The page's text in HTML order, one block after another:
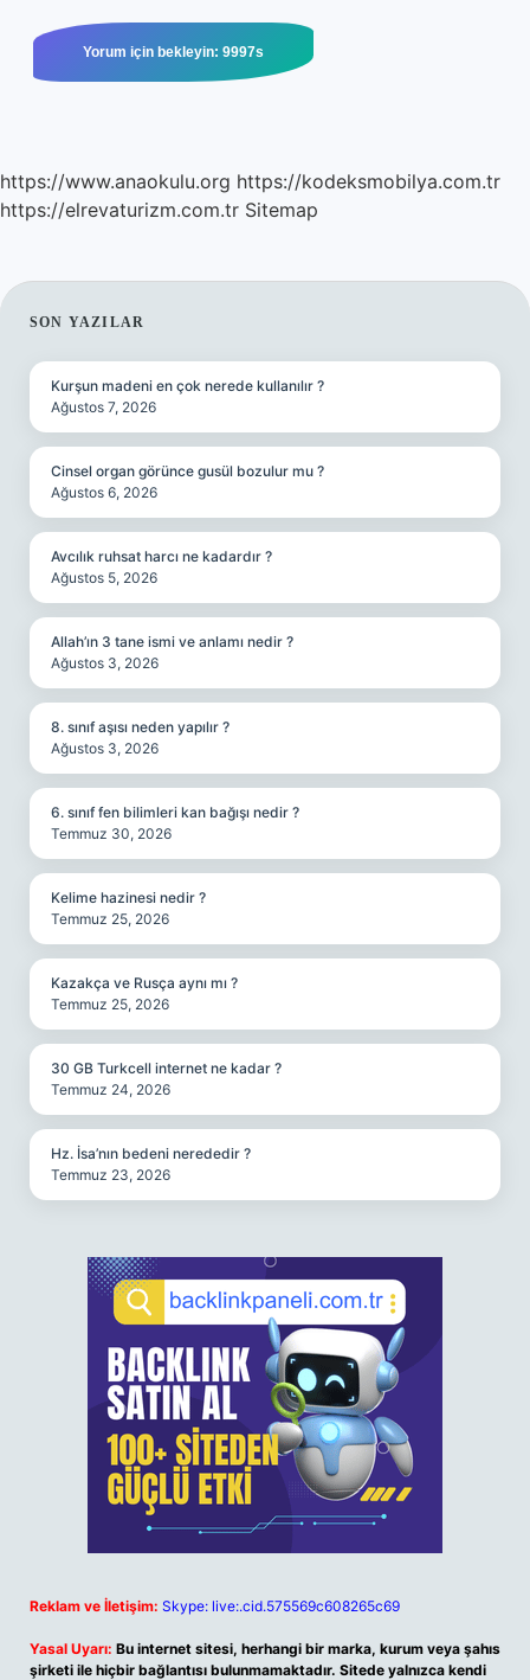
https://www.anaokulu.org https://kodeksmobilya.com.tr
https://elrevaturizm.com.tr Sitemap
SIDEBAR
SON YAZILAR
Kurşun madeni en çok nerede kullanılır ?
Ağustos 7, 2026
Cinsel organ görünce gusül bozulur mu ?
Ağustos 6, 2026
Avcılık ruhsat harcı ne kadardır ?
Ağustos 5, 2026
Allah’ın 3 tane ismi ve anlamı nedir ?
Ağustos 3, 2026
8. sınıf aşısı neden yapılır ?
Ağustos 3, 2026
6. sınıf fen bilimleri kan bağışı nedir ?
Temmuz 30, 2026
Kelime hazinesi nedir ?
Temmuz 25, 2026
Kazakça ve Rusça aynı mı ?
Temmuz 25, 2026
30 GB Turkcell internet ne kadar ?
Temmuz 24, 2026
Hz. İsa’nın bedeni nerededir ?
Temmuz 23, 2026
Reklam ve İletişim: Skype: live:.cid.575569c608265c69
Yasal Uyarı: Bu internet sitesi, herhangi bir marka, kurum veya şahıs
şirketi ile hiçbir bağlantısı bulunmamaktadır. Sitede yalnızca kendi